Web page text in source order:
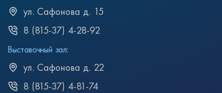
ул. Сафонова д. 15
8 (815-37) 4-28-92
Выставочный зал:
ул. Сафонова д. 22
8 (815-37) 4-81-74